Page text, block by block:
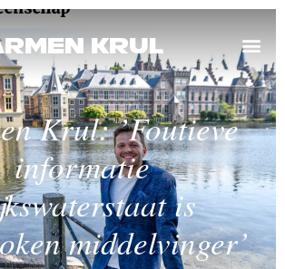
Krul
Krul: ’Foutieve
informatie
is
middelvinger’